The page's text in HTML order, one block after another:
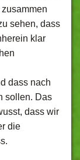
sehen, dass
klar
dass nach
sollen. Das
dass wir
die